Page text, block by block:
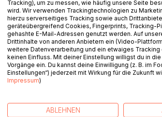
Sie sollen das Thema auch nicht
wir dann gemeinsam oder für
in unseren ganz persönlichen
Tracking), um zu messen, wie häufig unsere Seite
wird. Wir verwenden Trackingtechnologien zu
hierzu serverseitiges Tracking sowie auch
geräteübergreifend Cookies, Fingerprints, Tracking-
gehashte E-Mail-Adressen genutzt werden. Auf
Drittinhalte von anderen Anbietern ein (Video-
weitere Datenverarbeitung und ein etwaiges
keinen Einfluss. Mit deiner Einstellung willigst du in
Vorgänge ein. Du kannst deine Einwilligung (z. B. im
Einstellungen“) jederzeit mit Wirkung für die Zukunft
Impressum)
ABLEHNEN